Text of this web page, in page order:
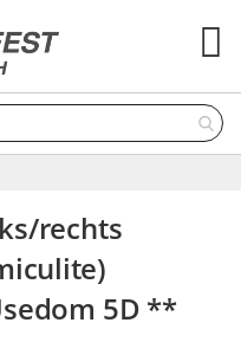
rechts
5D **